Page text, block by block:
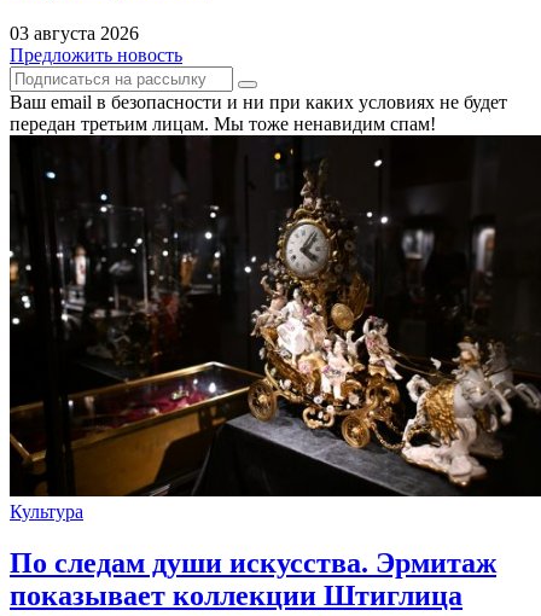
03 августа 2026
Предложить новость
Ваш email в безопасности и ни при каких условиях не будет
передан третьим лицам. Мы тоже ненавидим спам!
Культура
По следам души искусства. Эрмитаж
показывает коллекции Штиглица